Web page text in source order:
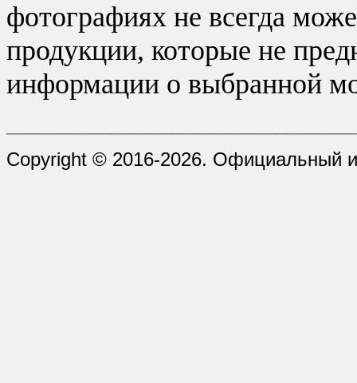
фотографиях не всегда
продукции, которые не
информации о выбранной
Copyright © 2016-2026. Официальный